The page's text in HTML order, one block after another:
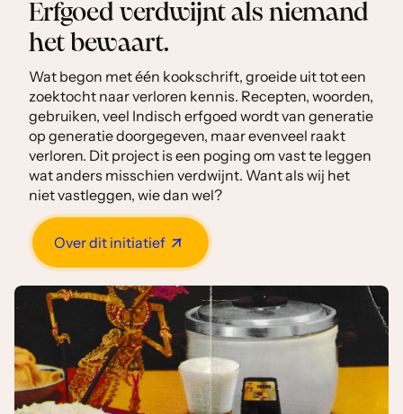
Erfgoed verdwijnt als niemand
het bewaart.
Wat begon met één kookschrift, groeide uit tot een
zoektocht naar verloren kennis. Recepten, woorden,
gebruiken, veel Indisch erfgoed wordt van generatie
op generatie doorgegeven, maar evenveel raakt
verloren. Dit project is een poging om vast te leggen
wat anders misschien verdwijnt. Want als wij het
niet vastleggen, wie dan wel?
Over dit initiatief